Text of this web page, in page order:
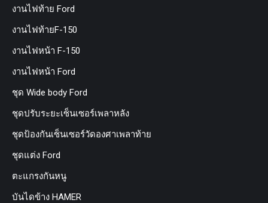
งานไฟท้าย Ford
งานไฟท้ายF-150
งานไฟหน้า F-150
งานไฟหน้า Ford
ชุด Wide body Ford
ชุดปรับระยะเซ็นเซอร์เพลาหลัง
ชุดป้องกันเซ็นเซอร์วัดองศาเพลาท้าย
ชุดแต่ง Ford
ตะแกรงกันหนู
บันไดข้าง HAMER